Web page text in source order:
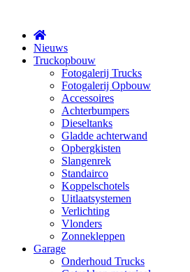
Nieuws
Truckopbouw
Fotogalerij Trucks
Fotogalerij Opbouw
Accessoires
Achterbumpers
Dieseltanks
Gladde achterwand
Opbergkisten
Slangenrek
Standairco
Koppelschotels
Uitlaatsystemen
Verlichting
Vlonders
Zonnekleppen
Garage
Onderhoud Trucks